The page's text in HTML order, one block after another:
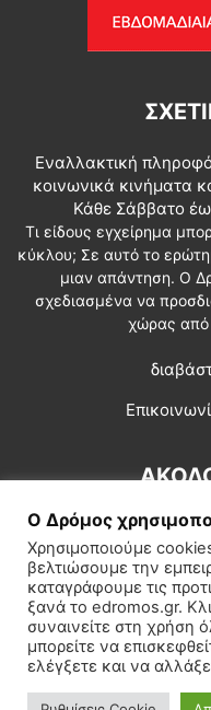
Εναλλακτική
κοινωνικά κινήματα
Κάθε Σάββατο
Τι είδους εγχείρημα
κύκλου; Σε αυτό το
μιαν απάντηση. Ο
σχεδιασμένα να
χώρας από
Εγγραφή συνδρομητή
Ο Δρόμος
Χρησιμοποιούμε
βελτιώσουμε την
καταγράφουμε τις
ξανά το edromos.gr.
συναινείτε στη
μπορείτε να
ελέγξετε και να